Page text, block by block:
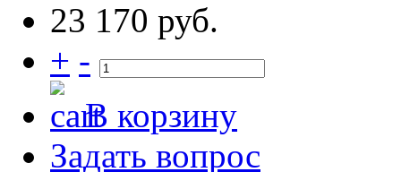
23 170 руб.
+ -
В корзину
Задать вопрос